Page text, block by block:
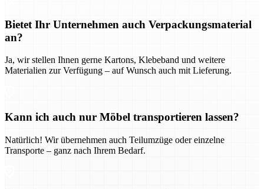
Bietet Ihr Unternehmen auch Verpackungsmaterial
an?
Ja, wir stellen Ihnen gerne Kartons, Klebeband und weitere
Materialien zur Verfügung – auf Wunsch auch mit Lieferung.
Kann ich auch nur Möbel transportieren lassen?
Natürlich! Wir übernehmen auch Teilumzüge oder einzelne
Transporte – ganz nach Ihrem Bedarf.